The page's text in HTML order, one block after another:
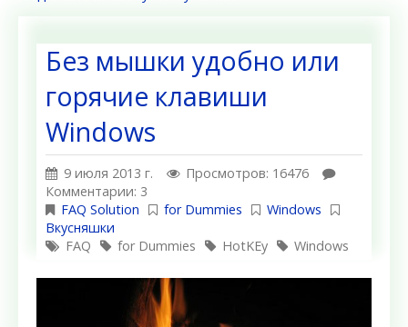
Без мышки удобно или
горячие клавиши
Windows
9 июля 2013 г.
Просмотров: 16476
Комментарии: 3
FAQ Solution
for Dummies
Windows
Вкусняшки
FAQ
for Dummies HotKEy Windows